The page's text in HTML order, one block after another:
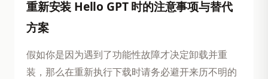
重新安装 Hello GPT 时的注意事项与替代
方案
假如你是因为遇到了功能性故障才决定卸载并重
装，那么在重新执行下载时请务必避开来历不明的